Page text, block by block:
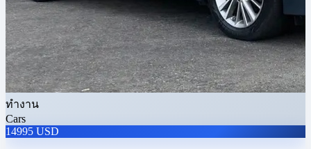
ทำงาน
Cars
14995 USD